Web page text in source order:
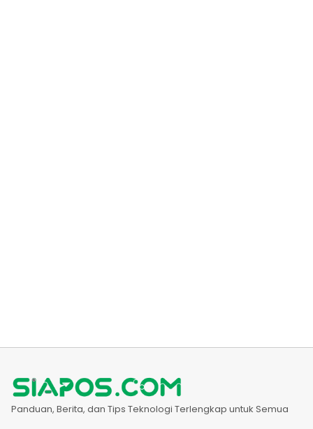
Panduan, Berita, dan Tips Teknologi Terlengkap untuk Semua